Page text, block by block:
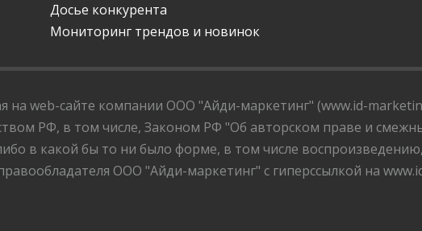
Досье конкурента
Мониторинг трендов и новинок
web-сайте компании ООО "Айди-маркетинг" (www.id-
РФ, в том числе, Законом РФ "Об авторском праве и
в какой бы то ни было форме, в том числе
ООО "Айди-маркетинг" с гиперссылкой на